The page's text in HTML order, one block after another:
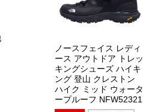
ノースフェイス レディ
ース アウトドア トレッ
キングシューズ ハイキ
ング 登山 クレストン
ハイク ミッド ウォータ
ープルーフ NFW52321